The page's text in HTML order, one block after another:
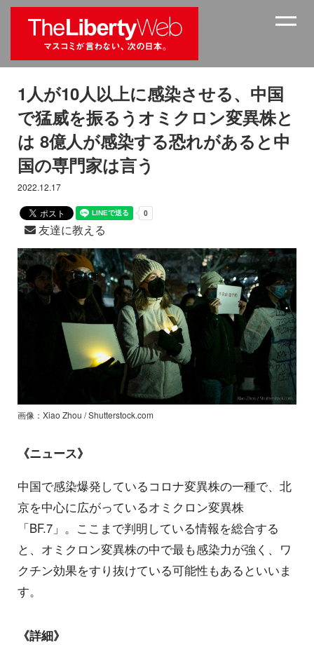
1人が10人以上に感染させる、中国
で猛威を振るうオミクロン変異株と
は 8億人が感染する恐れがあると中
国の専門家は言う
2022.12.17
友達に教える
画像：Xiao Zhou / Shutterstock.com
《ニュース》
中国で感染爆発しているコロナ変異株の一種で、北
京を中心に広がっているオミクロン変異株
「BF.7」。ここまで判明している情報を総合する
と、オミクロン変異株の中で最も感染力が強く、ワ
クチン効果をすり抜けている可能性もあるといいま
す。
《詳細》